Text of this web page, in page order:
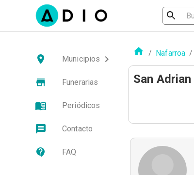
Municipios
Funerarias
Periódicos
Contacto
FAQ
/ Nafarroa /
San Adrian